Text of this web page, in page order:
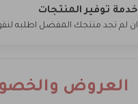
خدمة توفير المنتجات
ان لم تجد منتجك المفضل اطلبه
العروض